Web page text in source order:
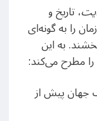
، تاریخ و
را به گونه‌ای
به این
مطرح می‌کند:
پیش از